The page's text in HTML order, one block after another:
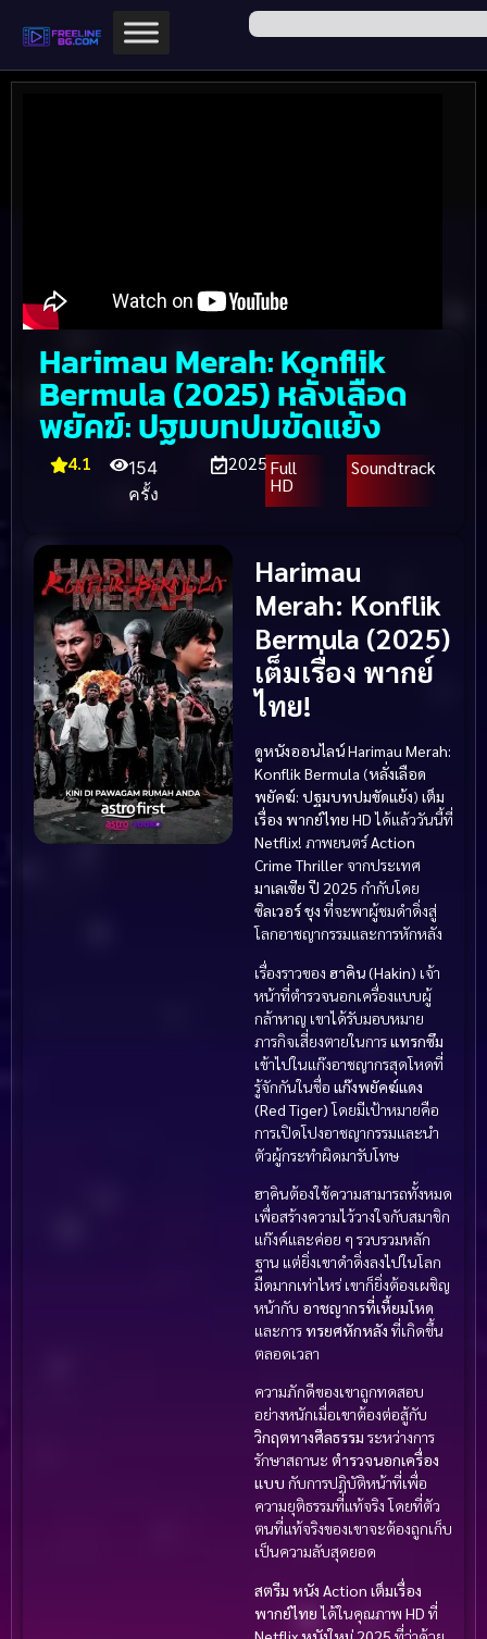
Harimau Merah: Konflik
Bermula (2025) หลั่งเลือด
พยัคฆ์: ปฐมบทปมขัดแย้ง
4.1
154
ครั้ง
2025Full
HD
Soundtrack
Harimau
Merah: Konflik
Bermula (2025)
เต็มเรื่อง พากย์
ไทย!
ดูหนังออนไลน์Harimau Merah:
Konflik Bermula (หลั่งเลือด
พยัคฆ์: ปฐมบทปมขัดแย้ง) เต็ม
เรื่อง พากย์ไทย HDได้แล้ววันนี้ที่
Netflix! ภาพยนตร์Action
Crime Thriller จากประเทศ
มาเลเซีย ปี 2025 กำกับโดย
ซิลเวอร์ ชุง ที่จะพาผู้ชมดำดิ่งสู่
โลกอาชญากรรมและการหักหลัง
เรื่องราวของ ฮาคิน (Hakin) เจ้า
หน้าที่ตำรวจนอกเครื่องแบบผู้
กล้าหาญ เขาได้รับมอบหมาย
ภารกิจเสี่ยงตายในการแทรกซึม
เข้าไปในแก๊งอาชญากรสุดโหดที่
รู้จักกันในชื่อ แก๊งพยัคฆ์แดง
(Red Tiger)โดยมีเป้าหมายคือ
การเปิดโปงอาชญากรรมและนำ
ตัวผู้กระทำผิดมารับโทษ
ฮาคินต้องใช้ความสามารถทั้งหมด
เพื่อสร้างความไว้วางใจกับสมาชิก
แก๊งค์และค่อย ๆ รวบรวมหลัก
ฐาน แต่ยิ่งเขาดำดิ่งลงไปในโลก
มืดมากเท่าไหร่ เขาก็ยิ่งต้องเผชิญ
หน้ากับ อาชญากรที่เหี้ยมโหด
และการทรยศหักหลัง ที่เกิดขึ้น
ตลอดเวลา
ความภักดีของเขาถูกทดสอบ
อย่างหนักเมื่อเขาต้องต่อสู้กับ
วิกฤตทางศีลธรรม ระหว่างการ
รักษาสถานะ ตำรวจนอกเครื่อง
แบบ กับการปฏิบัติหน้าที่เพื่อ
ความยุติธรรมที่แท้จริง โดยที่ตัว
ตนที่แท้จริงของเขาจะต้องถูกเก็บ
เป็นความลับสุดยอด
สตรีม หนัง Action เต็มเรื่อง
พากย์ไทยได้ในคุณภาพ HD ที่